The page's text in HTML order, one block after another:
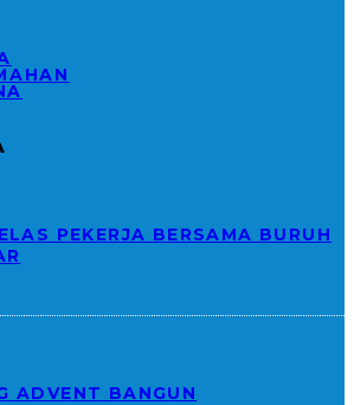
PEKERJA BERSAMA BURUH
ADVENT BANGUN